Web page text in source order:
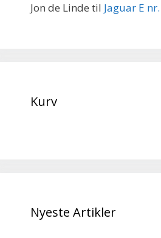
Jon de Linde til Jaguar E
Kurv
Nyeste Artikler